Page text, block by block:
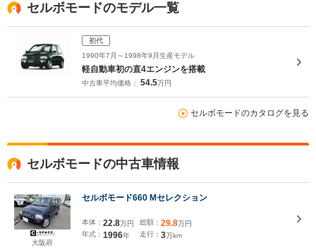
セルボモードのモデル一覧
初代
1990年7月～1998年9月生産モデル
軽自動車初の直4エンジンを搭載
中古車平均価格： 54.5万円
セルボモードのカタログを見る
セルボモードの中古車情報
大阪府
セルボモード660 Mセレクション
本体： 22.8万円
年式： 1996年
総額： 29.8万円
走行： 3万km